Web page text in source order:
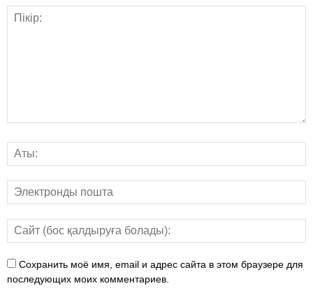
Сохранить моё имя, email и адрес сайта в этом браузере для
последующих моих комментариев.